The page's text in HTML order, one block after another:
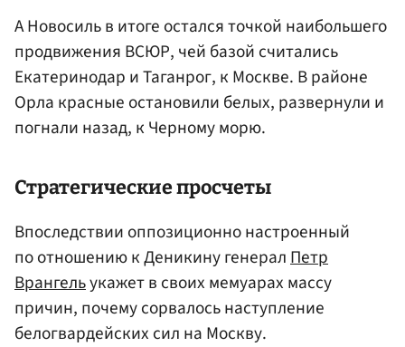
А Новосиль в итоге остался точкой наибольшего
продвижения ВСЮР, чей базой считались
Екатеринодар и Таганрог, к Москве. В районе
Орла красные остановили белых, развернули и
погнали назад, к Черному морю.
Стратегические просчеты
Впоследствии оппозиционно настроенный
по отношению к Деникину генерал Петр
Врангельукажет в своих мемуарах массу
причин, почему сорвалось наступление
белогвардейских сил на Москву.